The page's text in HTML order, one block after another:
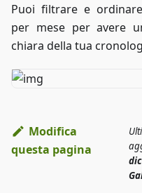
Puoi filtrare e
per mese per avere
chiara della tua
Modifica
questa pagina